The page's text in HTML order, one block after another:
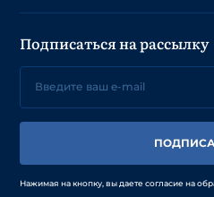
Подписаться на рассылку
Нажимая на кнопку, вы даете согласие на